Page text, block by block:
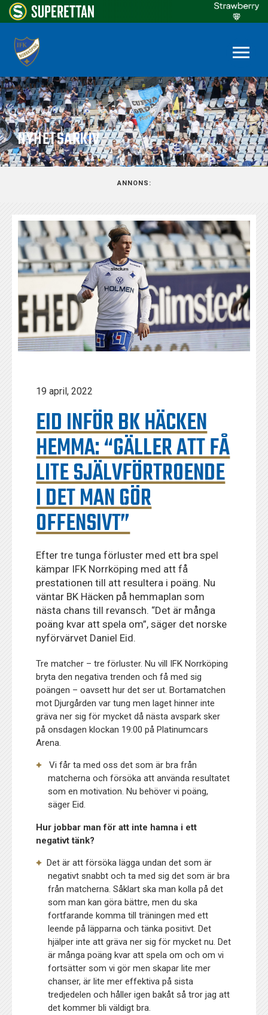
NYHETSARKIV
ANNONS:
19 april, 2022
EID INFÖR BK HÄCKEN
HEMMA: “GÄLLER ATT FÅ
LITE SJÄLVFÖRTROENDE
I DET MAN GÖR
OFFENSIVT”
Efter tre tunga förluster med ett bra spel
kämpar IFK Norrköping med att få
prestationen till att resultera i poäng. Nu
väntar BK Häcken på hemmaplan som
nästa chans till revansch. “Det är många
poäng kvar att spela om”, säger det norske
nyförvärvet Daniel Eid.
Tre matcher – tre förluster. Nu vill IFK Norrköping
bryta den negativa trenden och få med sig
poängen – oavsett hur det ser ut. Bortamatchen
mot Djurgården var tung men laget hinner inte
gräva ner sig för mycket då nästa avspark sker
på onsdagen klockan 19:00 på Platinumcars
Arena.
Vi får ta med oss det som är bra från
matcherna och försöka att använda resultatet
som en motivation. Nu behöver vi poäng,
säger Eid.
Hur jobbar man för att inte hamna i ett
negativt tänk?
Det är att försöka lägga undan det som är
negativt snabbt och ta med sig det som är bra
från matcherna. Såklart ska man kolla på det
som man kan göra bättre, men du ska
fortfarande komma till träningen med ett
leende på läpparna och tänka positivt. Det
hjälper inte att gräva ner sig för mycket nu. Det
är många poäng kvar att spela om och om vi
fortsätter som vi gör men skapar lite mer
chanser, är lite mer effektiva på sista
tredjedelen och håller igen bakåt så tror jag att
det kommer bli väldigt bra.